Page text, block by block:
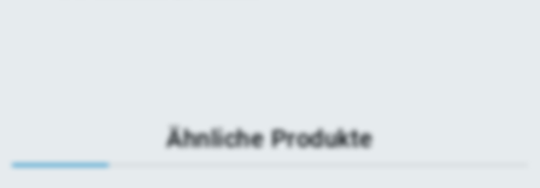
Ähnliche Produkte